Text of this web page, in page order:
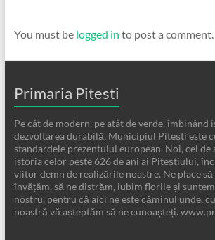
You must be logged in to post a comment.
Primaria Pitesti
Pe cât de modern, pe atât de verde, îmbinând
dezvoltarea durabilă, Municipiul Pitești este
standardele prezentului european. Noi, cei de
istoria celor peste 626 de ani ai Piteștiului,
viitor demn de realizările noastre. Ne place să
învățăm, să ne distrăm, iubim florile și
nostru, pentru că aici ne este căminul unde,
noastră vă așteptăm să ne cunoașteți.